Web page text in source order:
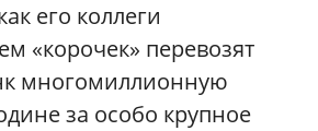
его коллеги
«корочек» перевозят
многомиллионную
за особо крупное